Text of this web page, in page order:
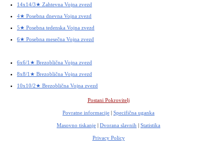
14x14/3★ Zahtevna Vojna zvezd
4★ Posebna dnevna Vojna zvezd
5★ Posebna tedenska Vojna zvezd
6★ Posebna mesečna Vojna zvezd
6x6/1★ Brezoblična Vojna zvezd
8x8/1★ Brezoblična Vojna zvezd
10x10/2★ Brezoblična Vojna zvezd
Postani Pokrovitelj
Povratne informacije | Specifična uganka
Masovno tiskanje | Dvorana slavnih | Statistika
Privacy Policy